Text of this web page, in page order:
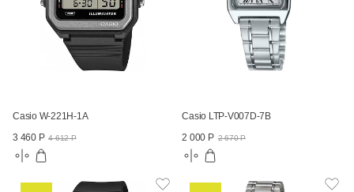
Casio W-221H-1A
3 460 Р 4 612 Р
Casio LTP-V007D-7B
2 000 Р 2 670 Р